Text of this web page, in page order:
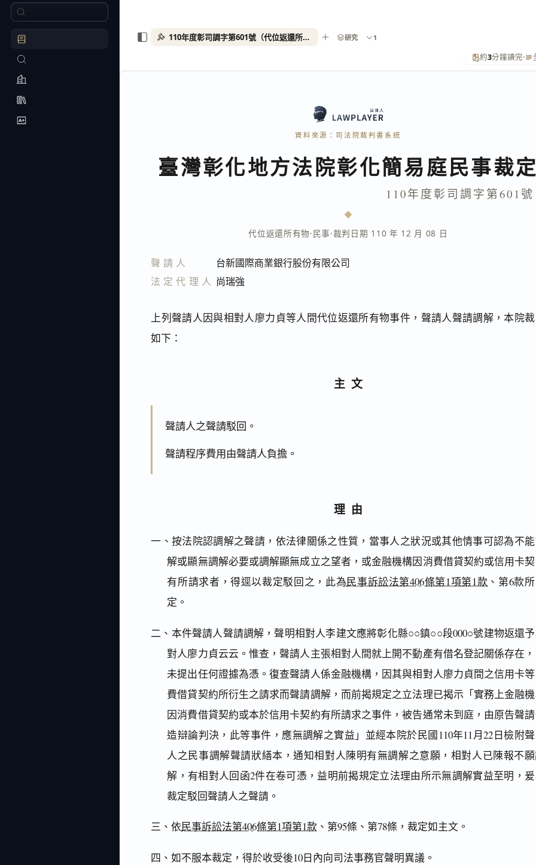
約3分鐘讀完·
資料來源：司法院裁判書系統
臺灣彰化地方法院彰化簡易庭民事裁
110年度彰司調字第601號
代位返還所有物·民事·裁判日期 110 年 12 月 08 日
聲請人
台新國際商業銀行股份有限公司
法定代理人 尚瑞強
上列聲請人因與相對人廖力貞等人間代位返還所有物事件，聲請人聲請調解，本院
如下：
主文
聲請人之聲請駁回。
聲請程序費用由聲請人負擔。
理由
一、按法院認調解之聲請，依法律關係之性質，當事人之狀況或其他情事可認為不
解或顯無調解必要或調解顯無成立之望者，或金融機構因消費借貸契約或信用卡
有所請求者，得逕以裁定駁回之，此為民事訴訟法第406條第1項第1款 、第6款
定。
二、本件聲請人聲請調解，聲明相對人李建文應將彰化縣○○鎮○○段000○號建物返還
對人廖力貞云云。惟查，聲請人主張相對人間就上開不動產有借名登記關係存在
未提出任何證據為憑。復查聲請人係金融機構，因其與相對人廖力貞間之信用卡
費借貸契約所衍生之請求而聲請調解，而前揭規定之立法理已揭示「實務上金融
因消費借貸契約或本於信用卡契約有所請求之事件，被告通常未到庭，由原告聲
造辯論判決，此等事件，應無調解之實益」並經本院於民國110年11月22日檢附
人之民事調解聲請狀繕本，通知相對人陳明有無調解之意願，相對人已陳報不
解，有相對人回函2件在卷可憑，益明前揭規定立法理由所示無調解實益至明，
裁定駁回聲請人之聲請。
三、依民事訴訟法第406條第1項第1款 、第95條、第78條，裁定如主文。
四、如不服本裁定，得於收受後10日內向司法事務官聲明異議。
110年度彰司調字第601號（代位返還所有物） 研究 1